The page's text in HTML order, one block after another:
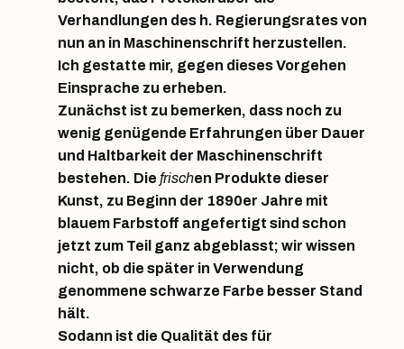
Verhandlungen des h. Regierungsrates von
nun an in Maschinenschrift herzustellen.
Ich gestatte mir, gegen dieses Vorgehen
Einsprache zu erheben.
Zunächst ist zu bemerken, dass noch zu
wenig genügende Erfahrungen über Dauer
und Haltbarkeit der Maschinenschrift
bestehen. Die frischen Produkte dieser
Kunst, zu Beginn der 1890er Jahre mit
blauem Farbstoff angefertigt sind schon
jetzt zum Teil ganz abgeblasst; wir wissen
nicht, ob die später in Verwendung
genommene schwarze Farbe besser Stand
hält.
Sodann ist die Qualität des für